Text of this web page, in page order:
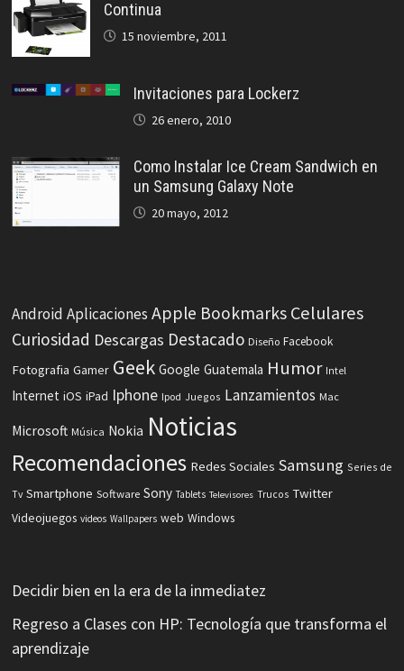
Continua
15 noviembre, 2011
Invitaciones para Lockerz
26 enero, 2010
Como Instalar Ice Cream Sandwich en
un Samsung Galaxy Note
20 mayo, 2012
Android Aplicaciones Apple Bookmarks Celulares
Curiosidad Descargas Destacado Diseño Facebook
Fotografia Gamer Geek Google Guatemala Humor Intel
Internet iOS iPad Iphone Ipod Juegos Lanzamientos Mac
Microsoft Música Nokia Noticias
Recomendaciones Redes Sociales Samsung Series de
Tv Smartphone Software Sony Tablets Televisores Trucos Twitter
Videojuegos videos Wallpapers web Windows
Decidir bien en la era de la inmediatez
Regreso a Clases con HP: Tecnología que transforma el
aprendizaje